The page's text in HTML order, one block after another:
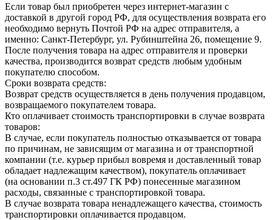
Если товар был приобретен через интернет-магазин с
доставкой в другой город РФ, для осуществления возврата его
необходимо вернуть Почтой РФ на адрес отправителя, а
именно: Санкт-Петербург, ул. Рубинштейна 26, помещение 9.
После получения товара на адрес отправителя и проверки
качества, производится возврат средств любым удобным
покупателю способом.
Сроки возврата средств:
Возврат средств осуществляется в день получения продавцом,
возвращаемого покупателем товара.
Кто оплачивает стоимость транспортировки в случае возврата
товаров:
В случае, если покупатель полностью отказывается от товара
по причинам, не зависящим от магазина и от транспортной
компании (т.е. курьер прибыл вовремя и доставленный товар
обладает надлежащим качеством), покупатель оплачивает
(на основании п.3 ст.497 ГК РФ) понесенные магазином
расходы, связанные с транспортировкой товара.
В случае возврата товара ненадлежащего качества, стоимость
транспортировки оплачивается продавцом.